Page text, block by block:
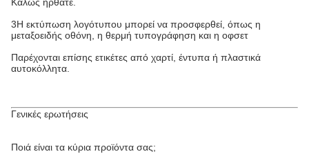
3Η εκτύπωση λογότυπου μπορεί να προσφερθεί, όπως η
μεταξοειδής οθόνη, η θερμή τυπογράφηση και η οφσετ
Παρέχονται επίσης ετικέτες από χαρτί, έντυπα ή πλαστικά
αυτοκόλλητα.
Γενικές ερωτήσεις
Ποιά είναι τα κύρια προϊόντα σας;